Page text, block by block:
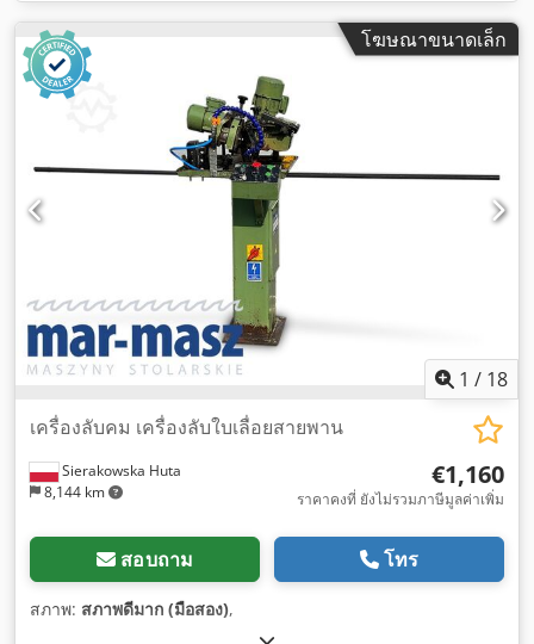
โฆษณาขนาดเล็ก
1 / 18
Sierakowska Huta
8,144 km
เครื่องลับคม เครื่องลับใบเลื่อยสายพาน
€1,160
ราคาคงที่ ยังไม่รวมภาษีมูลค่าเพิ่ม
สอบถาม โทร
สภาพ: สภาพดีมาก (มือสอง),